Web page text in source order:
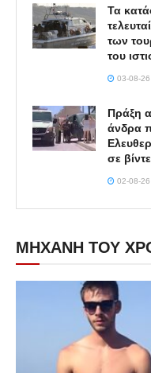
Τα
των
του
03-08-
Πράξη
άνδρα
σε
02-08-
ΜΗΧΑΝΗ ΤΟΥ